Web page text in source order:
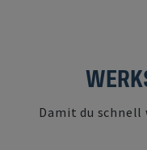
Damit du schnell